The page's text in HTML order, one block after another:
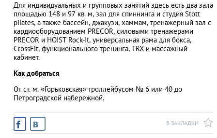
Для индивидуальных и групповых занятий здесь есть два зала
площадью 148 и 97 кв. м, зал для спиннинга и студия Stott
pilates, а также бассейн, джакузи, хаммам, тренажерный зал с
кардиооборудованием PRECOR, силовыми тренажерами
PRECOR и HOIST Rock-It, универсальная рама для бокса,
CrossFit, функционального тренинга, TRX и массажный
кабинет.
Как добраться
От ст. м. «Горьковская» троллейбусом № 6 или 40 до
Петроградской набережной.
В ЗАКЛАДКИ